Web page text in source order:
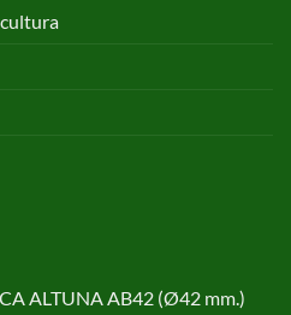
ALTUNA AB42 (Ø42 mm.)